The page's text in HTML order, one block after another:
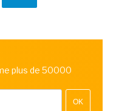
plus de 50000
OK